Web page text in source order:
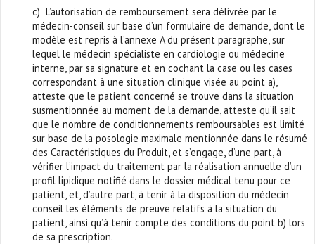
c) L’autorisation de remboursement sera délivrée par le
médecin-conseil sur base d’un formulaire de demande, dont le
modèle est repris à l’annexe A du présent paragraphe, sur
lequel le médecin spécialiste en cardiologie ou médecine
interne, par sa signature et en cochant la case ou les cases
correspondant à une situation clinique visée au point a),
atteste que le patient concerné se trouve dans la situation
susmentionnée au moment de la demande, atteste qu’il sait
que le nombre de conditionnements remboursables est limité
sur base de la posologie maximale mentionnée dans le résumé
des Caractéristiques du Produit, et s’engage, d’une part, à
vérifier l’impact du traitement par la réalisation annuelle d’un
profil lipidique notifié dans le dossier médical tenu pour ce
patient, et, d’autre part, à tenir à la disposition du médecin
conseil les éléments de preuve relatifs à la situation du
patient, ainsi qu’à tenir compte des conditions du point b) lors
de sa prescription.